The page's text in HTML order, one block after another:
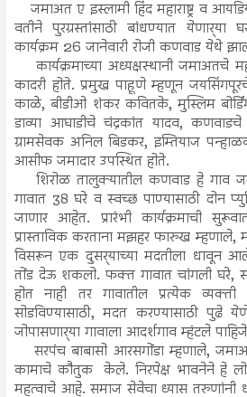
जमाअत ए इस्लामी हिंद महाराष्ट्र व
वतीने पुरग्रस्तांसाठी बांधण्यात येणार्‍या
कार्यक्रम 26 जानेवारी रोजी कणवाड येथे
कार्यक्रमाच्या अध्यक्षस्थानी जमाअतचे
कादरी होते. प्रमुख पाहूणे म्हणून
काळे, बीडीओ शंकर कवितके, मुस्लिम
डाव्या आघाडीचे चंद्रकांत यादव,
ग्रामसेवक अनिल बिडकर, इम्तियाज
आसीफ जमादार उपस्थित होते.
शिरोळ तालुक्यातील कणवाड हे गाव
गावात 38 घरे व स्वच्छ पाण्यासाठी दोन
जाणार आहेत. प्रारंभी कार्यक्रमाची
प्रास्ताविक करताना मझहर फारुख म्हणाले,
विसरून एक दुसर्‍याच्या मदतीला धावून
तोंड देऊ शकलो. फक्त गावात चांगली घरे,
होत नाही तर गावातील प्रत्येक
सोडविण्यासाठी, मदत करण्यासाठी
जोपासणार्‍या गावाला आदर्शगाव म्हंटले
सरपंच बाबासो आरसगोंडा म्हणाले,
कामाचे कौतुक केले. निरपेक्ष भावनेने हे
महत्वाचे आहे. समाज सेवेचा ध्यास तरुणांनी